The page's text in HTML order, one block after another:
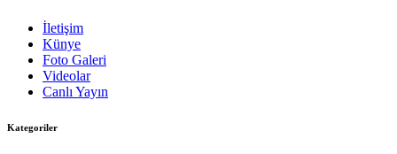
İletişim
Künye
Foto Galeri
Videolar
Canlı Yayın
Kategoriler